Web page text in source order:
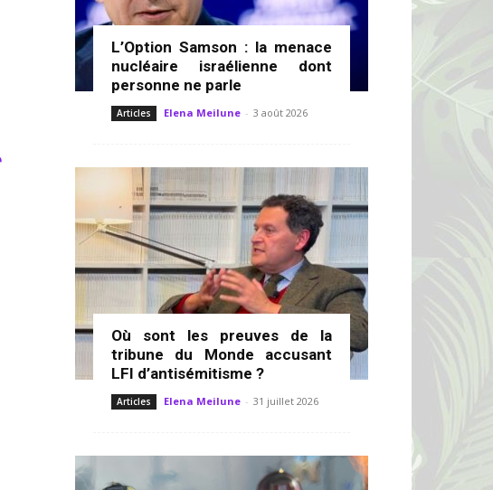
L’Option Samson : la menace
nucléaire israélienne dont
personne ne parle
Articles Elena Meilune - 3 août 2026
Où sont les preuves de la
tribune du Monde accusant
LFI d’antisémitisme ?
Articles Elena Meilune - 31 juillet 2026